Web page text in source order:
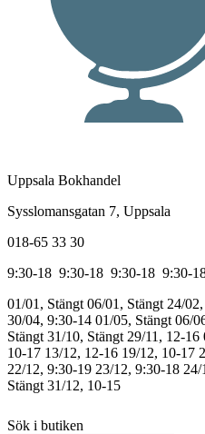
Uppsala Bokhandel
Sysslomansgatan 7, Uppsala
018-65 33 30
9:30-18 9:30-18 9:30-18 9:30-
01/01, Stängt 06/01, Stängt 24/
30/04, 9:30-14 01/05, Stängt 06/
Stängt 31/10, Stängt 29/11, 12-16
10-17 13/12, 12-16 19/12, 10-17
22/12, 9:30-19 23/12, 9:30-18 24/
Stängt 31/12, 10-15
Sök i butiken